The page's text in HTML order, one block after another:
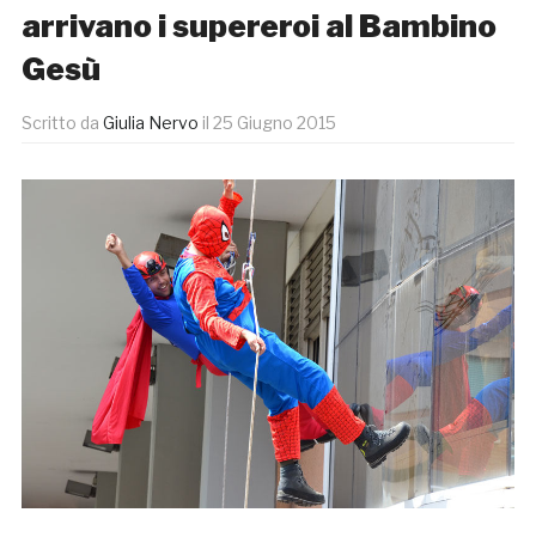
arrivano i supereroi al Bambino
Gesù
Scritto da Giulia Nervo il 25 Giugno 2015